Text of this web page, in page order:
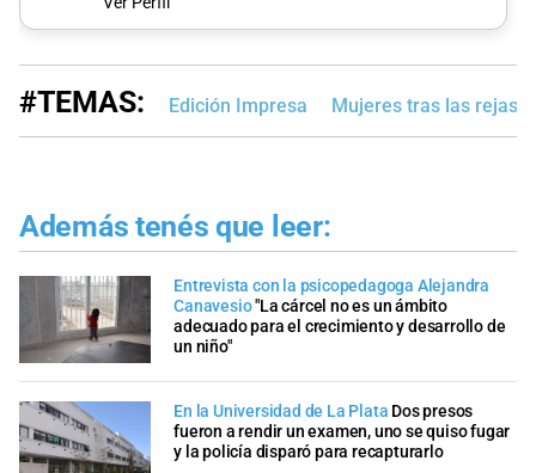
#TEMAS: Edición Impresa Mujeres tras las rejas
Además tenés que leer:
Entrevista con la psicopedagoga Alejandra
Canavesio"La cárcel no es un ámbito
adecuado para el crecimiento y desarrollo de
un niño"
En la Universidad de La Plata Dos presos
fueron a rendir un examen, uno se quiso fugar
y la policía disparó para recapturarlo